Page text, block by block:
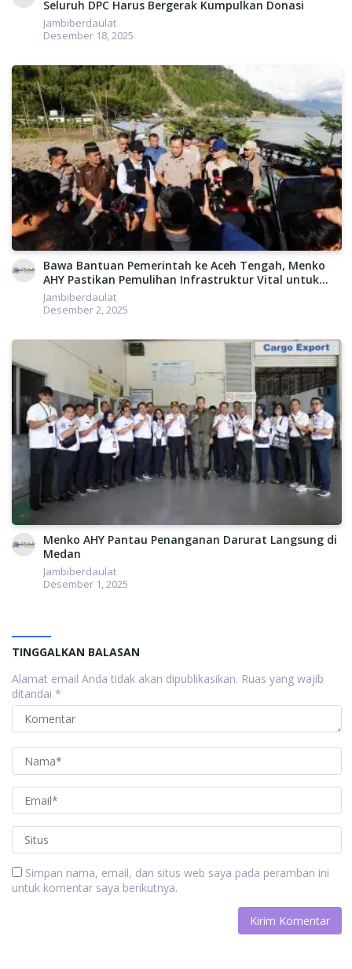
Seluruh DPC Harus Bergerak Kumpulkan Donasi
Jambiberdaulat
Desember 18, 2025
Bawa Bantuan Pemerintah ke Aceh Tengah, Menko
AHY Pastikan Pemulihan Infrastruktur Vital untuk
Warga Terdampak
Jambiberdaulat
Desember 2, 2025
Menko AHY Pantau Penanganan Darurat Langsung di
Medan
Jambiberdaulat
Desember 1, 2025
TINGGALKAN BALASAN
Alamat email Anda tidak akan dipublikasikan. Ruas yang wajib
ditandai *
Simpan nama, email, dan situs web saya pada peramban ini
untuk komentar saya berikutnya.